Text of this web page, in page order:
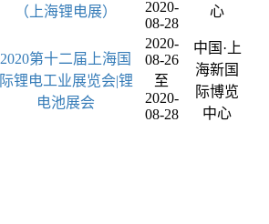
（上海锂电展）
2020-
08-28
心
2020第十二届上海国
际锂电工业展览会|锂
电池展会
2020-
08-26
至
2020-
08-28
中国·上
海新国
际博览
中心